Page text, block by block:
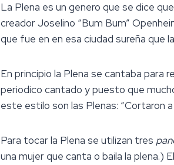
La Plena es un genero que se dice
creador Joselino “Bum Bum”
que fue en en esa ciudad sureña que
En principio la Plena se cantaba para
periodico cantado y puesto que
este estilo son las Plenas: “Cortaron
Para tocar la Plena se utilizan tres
una mujer que canta o baila la plena.)